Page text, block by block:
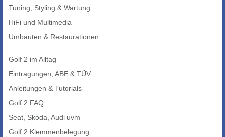
Tuning, Styling & Wartung
HiFi und Multimedia
Umbauten & Restaurationen
Golf 2 im Alltag
Eintragungen, ABE & TÜV
Anleitungen & Tutorials
Golf 2 FAQ
Seat, Skoda, Audi uvm
Golf 2 Klemmenbelegung